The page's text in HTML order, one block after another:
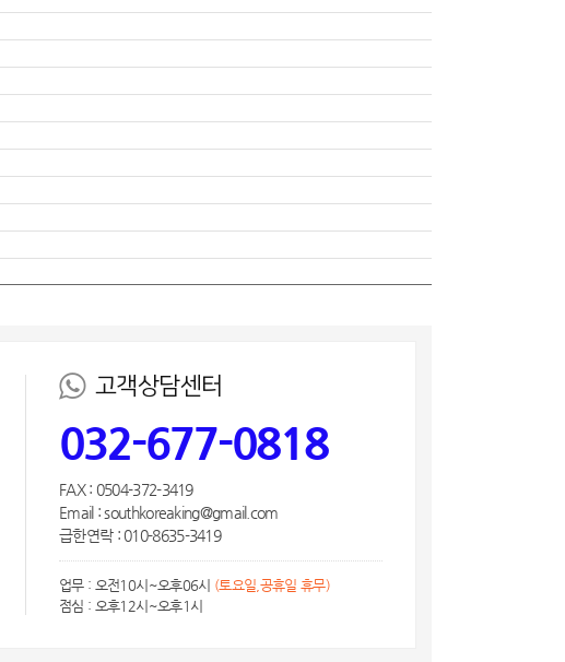
고객상담센터
032-677-0818
FAX : 0504-372-3419
Email : southkoreaking@gmail.com
급한연락 : 010-8635-3419
업무 : 오전10시~오후06시 (토요일,공휴일 휴무)
점심 : 오후12시~오후1시